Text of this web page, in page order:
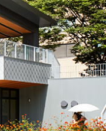
ACCESS